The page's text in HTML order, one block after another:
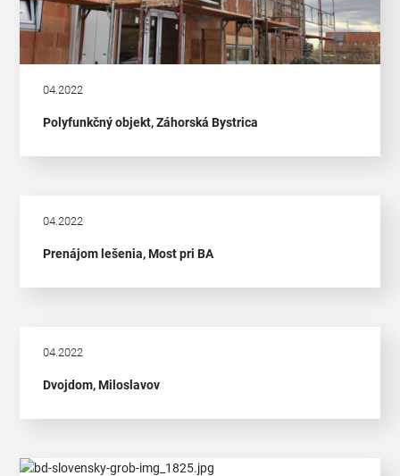
04.2022
Polyfunkčný objekt, Záhorská Bystrica
04.2022
Prenájom lešenia, Most pri BA
04.2022
Dvojdom, Miloslavov